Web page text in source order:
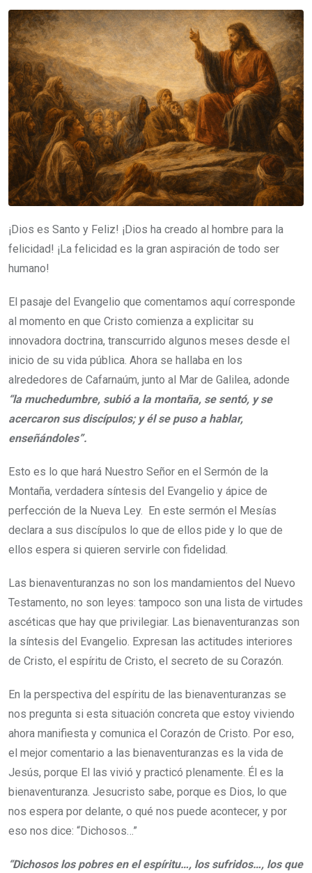
¡Dios es Santo y Feliz! ¡Dios ha creado al hombre para la
felicidad! ¡La felicidad es la gran aspiración de todo ser
humano!
El pasaje del Evangelio que comentamos aquí corresponde
al momento en que Cristo comienza a explicitar su
innovadora doctrina, transcurrido algunos meses desde el
inicio de su vida pública. Ahora se hallaba en los
alrededores de Cafarnaúm, junto al Mar de Galilea, adonde
“la muchedumbre, subió a la montaña, se sentó, y se
acercaron sus discípulos; y él se puso a hablar,
enseñándoles”.
Esto es lo que hará Nuestro Señor en el Sermón de la
Montaña, verdadera síntesis del Evangelio y ápice de
perfección de la Nueva Ley. En este sermón el Mesías
declara a sus discípulos lo que de ellos pide y lo que de
ellos espera si quieren servirle con fidelidad.
Las bienaventuranzas no son los mandamientos del Nuevo
Testamento, no son leyes: tampoco son una lista de virtudes
ascéticas que hay que privilegiar. Las bienaventuranzas son
la síntesis del Evangelio. Expresan las actitudes interiores
de Cristo, el espíritu de Cristo, el secreto de su Corazón.
En la perspectiva del espíritu de las bienaventuranzas se
nos pregunta si esta situación concreta que estoy viviendo
ahora manifiesta y comunica el Corazón de Cristo. Por eso,
el mejor comentario a las bienaventuranzas es la vida de
Jesús, porque El las vivió y practicó plenamente. Él es la
bienaventuranza. Jesucristo sabe, porque es Dios, lo que
nos espera por delante, o qué nos puede acontecer, y por
eso nos dice: “Dichosos…”
“Dichosos los pobres en el espíritu…, los sufridos…, los que